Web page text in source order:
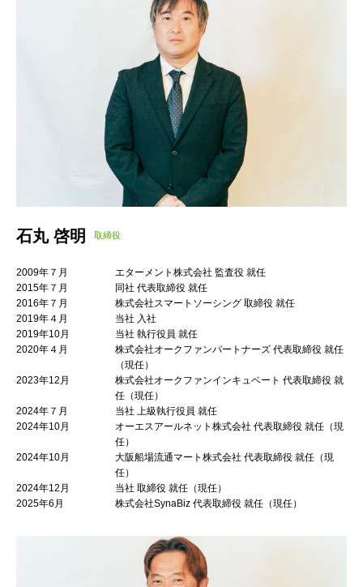
石丸 啓明 取締役
2009年７月
エターメント株式会社 監査役 就任
2015年７月
同社 代表取締役 就任
2016年７月
株式会社スマートソーシング 取締役 就任
2019年４月
当社 入社
2019年10月
当社 執行役員 就任
2020年４月
株式会社オークファンパートナーズ 代表取締役 就任
（現任）
2023年12月
株式会社オークファンインキュベート 代表取締役 就
任（現任）
2024年７月
当社 上級執行役員 就任
2024年10月
オーエスアールネット株式会社 代表取締役 就任（現
任）
2024年10月
大阪船場流通マート株式会社 代表取締役 就任（現
任）
2024年12月
当社 取締役 就任（現任）
2025年6月
株式会社SynaBiz 代表取締役 就任（現任）